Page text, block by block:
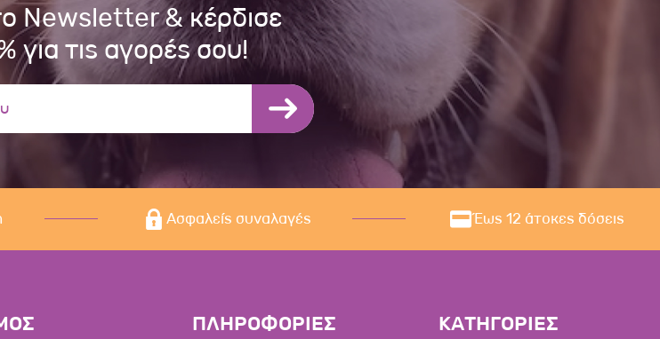
Newsletter & κέρδισε
για τις αγορές σου!
Ασφαλείς συναλαγές Έως 12 άτοκες δόσεις
ΠΛΗΡΟΦΟΡΙΕΣ ΚΑΤΗΓΟΡΙΕΣ